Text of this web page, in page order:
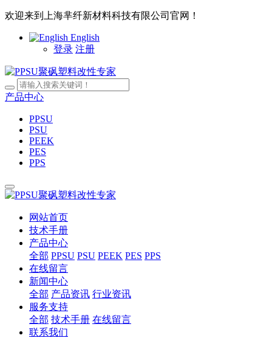
欢迎来到上海芈纤新材料科技有限公司官网！
English
登录 注册
产品中心
PPSU
PSU
PEEK
PES
PPS
网站首页
技术手册
产品中心
全部 PPSU PSU PEEK PES PPS
在线留言
新闻中心
全部 产品资讯 行业资讯
服务支持
全部 技术手册 在线留言
联系我们